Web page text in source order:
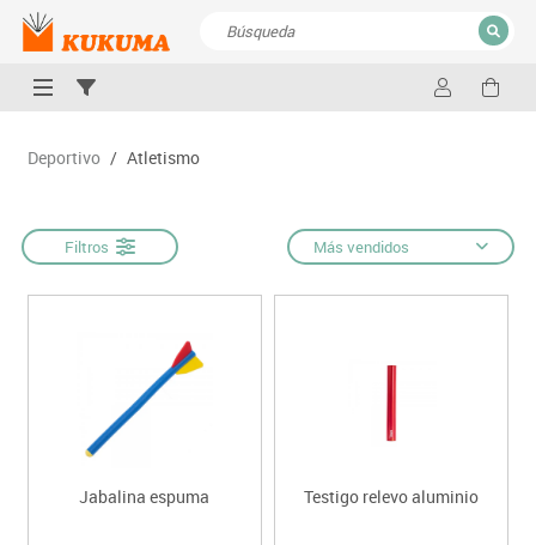
CERRAR
Deportivo / Atletismo
Filtros Más vendidos
Jabalina espuma Testigo relevo aluminio